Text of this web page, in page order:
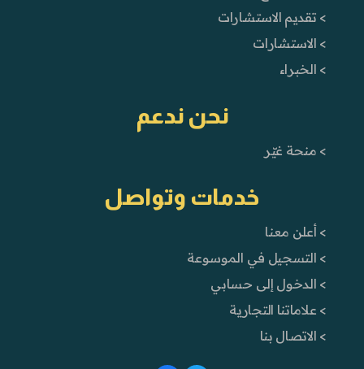
> تقديم الاستشارات
> الاستشارات
> الخبراء
نحن ندعم
> منحة غيّر
خدمات وتواصل
> أعلن معنا
> التسجيل في الموسوعة
> الدخول إلى حسابي
> علاماتنا التجارية
> الاتصال بنا